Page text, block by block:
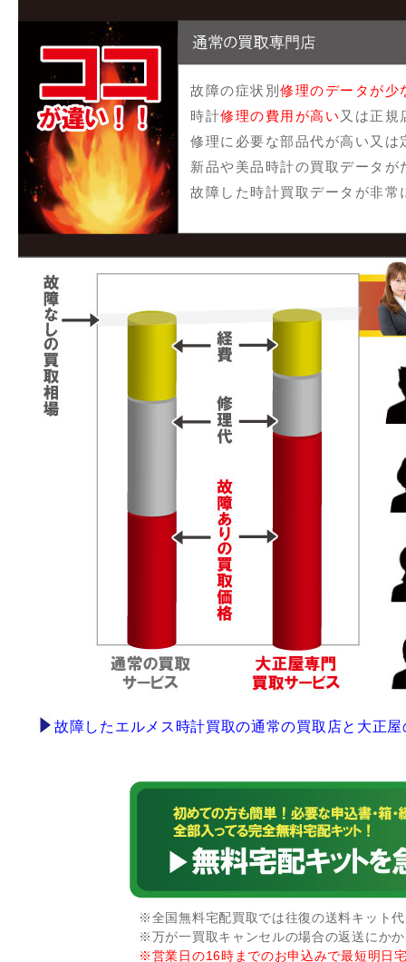
故障の症状別 修理のデータが少
時計修理の費用が高い 又は正規
修理に必要な部品代が高い又は
新品や美品時計の買取データが
故障した時計買取データが非常
故障したエルメス時計買取の通常の買取店と大正
※全国無料宅配買取では往復の送料キット
※万が一買取キャンセルの場合の返送にか
※営業日の16時までのお申込みで最短明日